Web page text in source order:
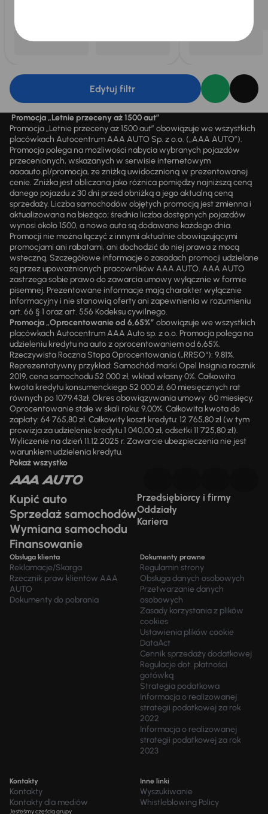
Edytuj filtr
Promocja „Letnie przeceny aż 1500 aut”
Promocja „Letnie przeceny aż 1500 aut” obowiązuje we wszystkich
placówkach Autocentrum AAA AUTO Sp. z o.o. („AAA AUTO”).
Promocja polega na możliwości nabycia wybranych pojazdów
przecenionych, wskazanych w serwisie internetowym
aaaauto.pl/promocja, ze zniżką uwidocznioną w prezentowanej
cenie. Zniżka jest obliczana jako różnica pomiędzy najniższą ceną
danego pojazdu z 30 dni przed obniżką a jego aktualną ceną
sprzedaży. Liczba samochodów objętych promocją jest zmienna i
aktualizowana na bieżąco; średnia liczba dostępnych pojazdów
wynosi około 1500, a nowe auta są dodawane każdego dnia.
Promocji nie można łączyć z innymi aktualnie obowiązującymi
promocjami ani rabatami, ani dochodzić do niej prawa z mocą
wsteczną. Szczegółowe informacje o zasadach promocji udzielane
są przez upoważnionych pracowników AAA AUTO. AAA AUTO
zastrzega sobie prawo do zawarcia umowy wyłącznie w formie
pisemnej. Prezentowane informacje mają charakter wyłącznie
informacyjny i nie stanowią oferty ani zapewnienia w rozumieniu
art. 66 § 1 oraz art. 556 Kodeksu cywilnego.
Promocja „Oprocentowanie od 6,65%” obowiązuje we wszystkich
placówkach Autocentrum AAA Auto sp. z o.o. Promocja polega na
udzieleniu kredytu na auto z oprocentowaniem od 6,65%.
Rzeczywista Roczna Stopa Oprocentowania („RRSO“): 9,81%.
Reprezentatywny przykład: Samochód marki Opel Insignia rocznik
2019, cena samochodu 52 000 zł, wkład własny 0%. Całkowita
kwota kredytu konsumenckiego 52 000 zł, 60 miesięcznych rat
równych po 1079,43zł. Okres obowiązywania umowy: 60 miesięcy.
Oprocentowanie stałe w skali roku: 9,00%. Całkowita kwota do
zapłaty: 64 765,80 zł. Całkowity koszt kredytu: 12 765,80 zł (w tym
prowizja za udzielenie kredytu 1 040,00 zł, odsetki 11 725,80 zł).
Wyliczenie na dzień 11.12.2025 r. Zawarcie ubezpieczenia nie jest
warunkiem udzielenia kredytu.
Pokaż wszystko
Kupić auto
Sprzedaż samochodów
Wymiana samochodu
Finansowanie
Przedsiębiorcy i firmy
Oddziały
Kariera
Obsługa klienta
Reklamacje/Skarga
Rzecznik praw klientów AAA
AUTO
Dokumenty do pobrania
Dokumenty prawne
Regulamin strony
Obsługa danych osobowych
Przetwarzanie danych
osobowych
Zasady korzystania z plików
cookies
Ustawienia plików cookie
DataAct
Cennik sprzedaży dodatkowej
Regulacje dot. płatności
gotówką
Strategia podatkowa
Informacja o realizowanej
strategii podatkowej za rok
2022
Informacja o realizowanej
strategii podatkowej za rok
2023
Kontakty
Kontakty
Kontakty dla mediów
Inne linki
Wyszukiwanie
Whistleblowing Policy
Jesteśmy częścią grupy